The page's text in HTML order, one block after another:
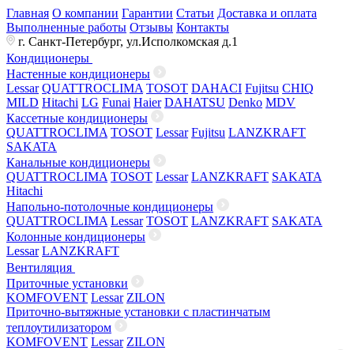
Главная О компании Гарантии Статьи Доставка и оплата
Выполненные работы Отзывы Контакты
г. Санкт-Петербург, ул.Исполкомская д.1
Кондиционеры
Настенные кондиционеры
Lessar QUATTROCLIMA TOSOT DAHACI Fujitsu CHIQ
MILD Hitachi LG Funai Haier DAHATSU Denko MDV
Кассетные кондиционеры
QUATTROCLIMA TOSOT Lessar Fujitsu LANZKRAFT
SAKATA
Канальные кондиционеры
QUATTROCLIMA TOSOT Lessar LANZKRAFT SAKATA
Hitachi
Напольно-потолочные кондиционеры
QUATTROCLIMA Lessar TOSOT LANZKRAFT SAKATA
Колонные кондиционеры
Lessar LANZKRAFT
Вентиляция
Приточные установки
KOMFOVENT Lessar ZILON
Приточно-вытяжные установки с пластинчатым
теплоутилизатором
KOMFOVENT Lessar ZILON